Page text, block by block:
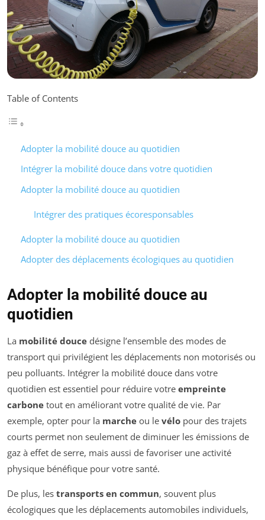
Table of Contents
Adopter la mobilité douce au quotidien
Intégrer la mobilité douce dans votre quotidien
Adopter la mobilité douce au quotidien
Intégrer des pratiques écoresponsables
Adopter la mobilité douce au quotidien
Adopter des déplacements écologiques au quotidien
Adopter la mobilité douce au
quotidien
La mobilité douce désigne l’ensemble des modes de
transport qui privilégient les déplacements non motorisés ou
peu polluants. Intégrer la mobilité douce dans votre
quotidien est essentiel pour réduire votre empreinte
carbone tout en améliorant votre qualité de vie. Par
exemple, opter pour la marche ou le vélo pour des trajets
courts permet non seulement de diminuer les émissions de
gaz à effet de serre, mais aussi de favoriser une activité
physique bénéfique pour votre santé.
De plus, les transports en commun, souvent plus
écologiques que les déplacements automobiles individuels,